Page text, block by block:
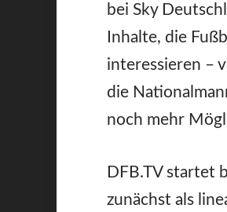
bei Sky
Inhalte, die
interessieren –
die
noch mehr
DFB.TV startet
zunächst als